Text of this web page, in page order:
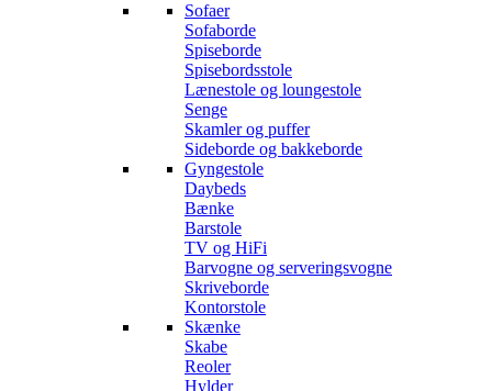
Sofaer
Sofaborde
Spiseborde
Spisebordsstole
Lænestole og loungestole
Senge
Skamler og puffer
Sideborde og bakkeborde
Gyngestole
Daybeds
Bænke
Barstole
TV og HiFi
Barvogne og serveringsvogne
Skriveborde
Kontorstole
Skænke
Skabe
Reoler
Hylder